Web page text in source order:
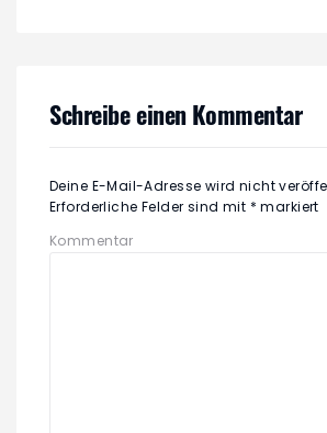
Schreibe einen Kommentar
Deine E-Mail-Adresse wird nicht
Erforderliche Felder sind mit * markiert
Kommentar